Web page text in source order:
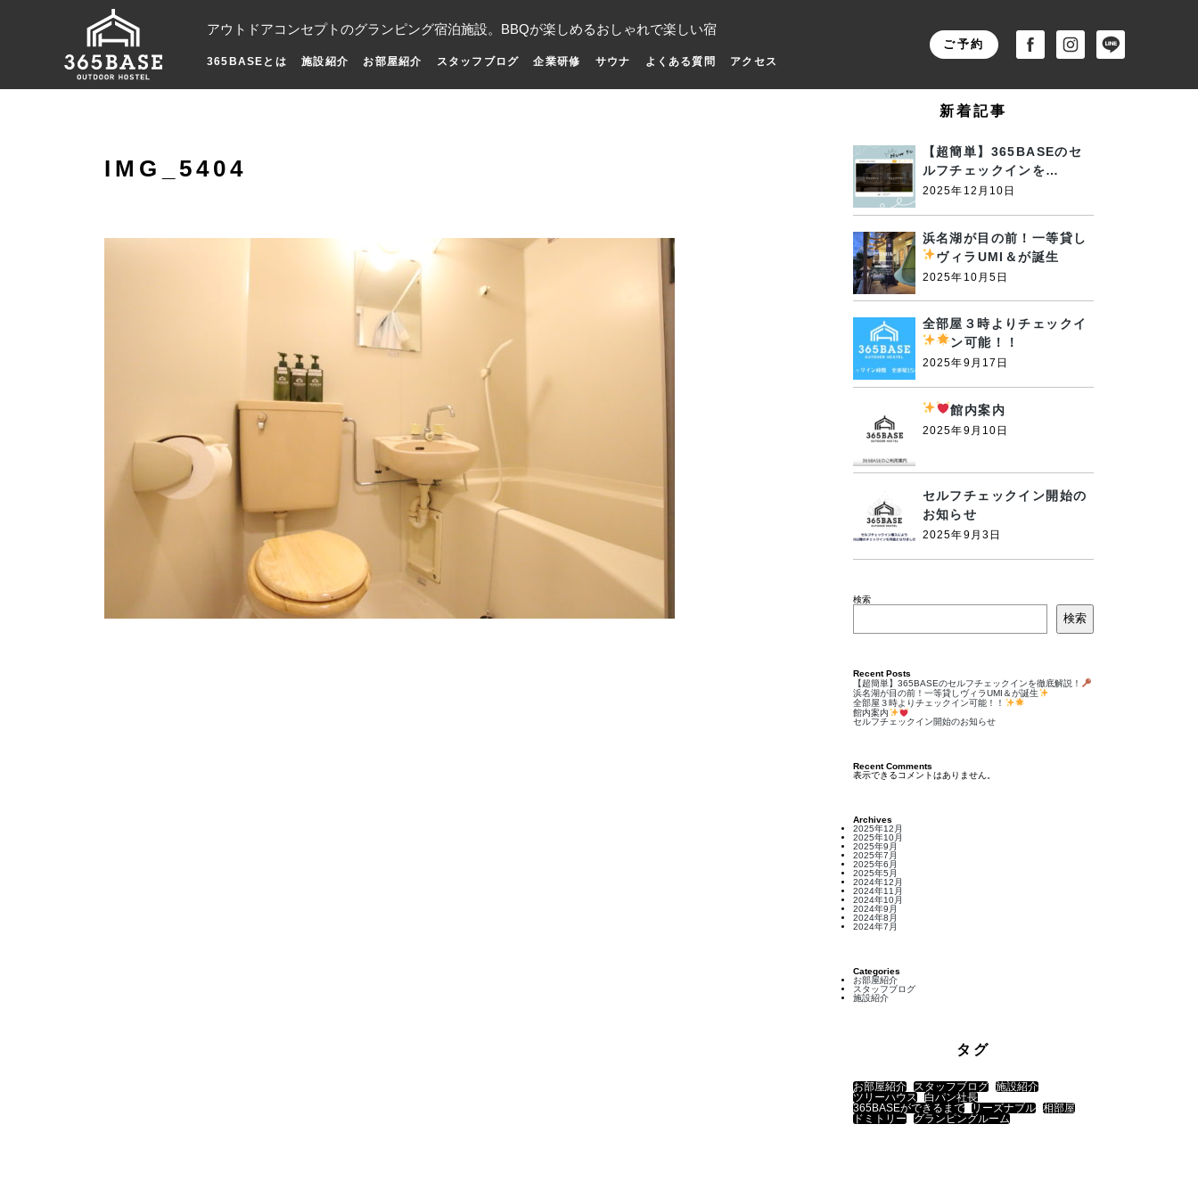
アウトドアコンセプトのグランピング宿泊施設。BBQが楽しめるおしゃれで楽しい宿
365BASEとは 施設紹介 お部屋紹介 スタッフブログ 企業研修 サウナ よくある質問 アクセス
ご予約
IMG_5404
新着記事
【超簡単】365BASEのセ
ルフチェックインを…
2025年12月10日
浜名湖が目の前！一等貸し
ヴィラUMI＆が誕生
2025年10月5日
全部屋３時よりチェックイ
ン可能！！
2025年9月17日
館内案内
2025年9月10日
セルフチェックイン開始の
お知らせ
2025年9月3日
検索
検索
Recent Posts
【超簡単】365BASEのセルフチェックインを徹底解説！
浜名湖が目の前！一等貸しヴィラUMI＆が誕生
全部屋３時よりチェックイン可能！！
館内案内
セルフチェックイン開始のお知らせ
Recent Comments
表示できるコメントはありません。
Archives
2025年12月
2025年10月
2025年9月
2025年7月
2025年6月
2025年5月
2024年12月
2024年11月
2024年10月
2024年9月
2024年8月
2024年7月
Categories
お部屋紹介
スタッフブログ
施設紹介
タグ
お部屋紹介 スタッフブログ 施設紹介
ツリーハウス 白パン社長
365BASEができるまで リーズナブル 相部屋
ドミトリー グランピングルーム